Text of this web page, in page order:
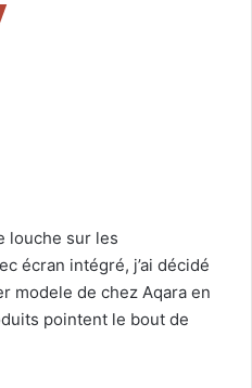
louche sur les
écran intégré, j’ai décidé
modele de chez Aqara en
pointent le bout de